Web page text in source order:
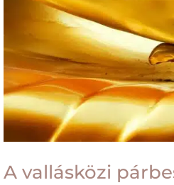
A vallásközi